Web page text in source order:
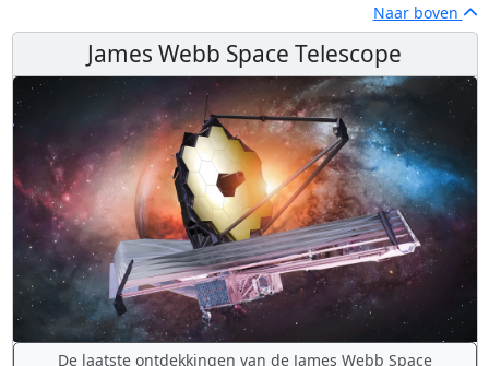
Naar boven
James Webb Space Telescope
De laatste ontdekkingen van de James Webb Space